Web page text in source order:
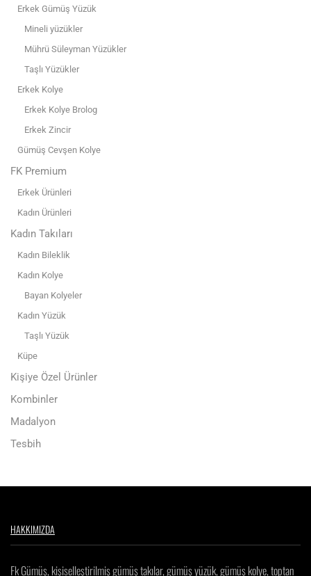
Erkek Gümüş Yüzük
Mineli yüzükler
Mührü Süleyman Yüzükler
Taşlı Yüzükler
Erkek Kolye
Erkek Kolye Brolog
Erkek Zincir
Gümüş Cevşen Kolye
FK Premium
Erkek Ürünleri
Kadın Ürünleri
Kadın Takıları
Kadın Bileklik
Kadın Kolye
Bayan Kolyeler
Kadın Yüzük
Taşlı Yüzük
Küpe
Kişiye Özel Ürünler
Kombinler
Madalyon
Tesbih
HAKKIMIZDA
Fk Gümüş, kişiselleştirilmiş gümüş takılar, gümüş yüzük, gümüş kolye, toptan